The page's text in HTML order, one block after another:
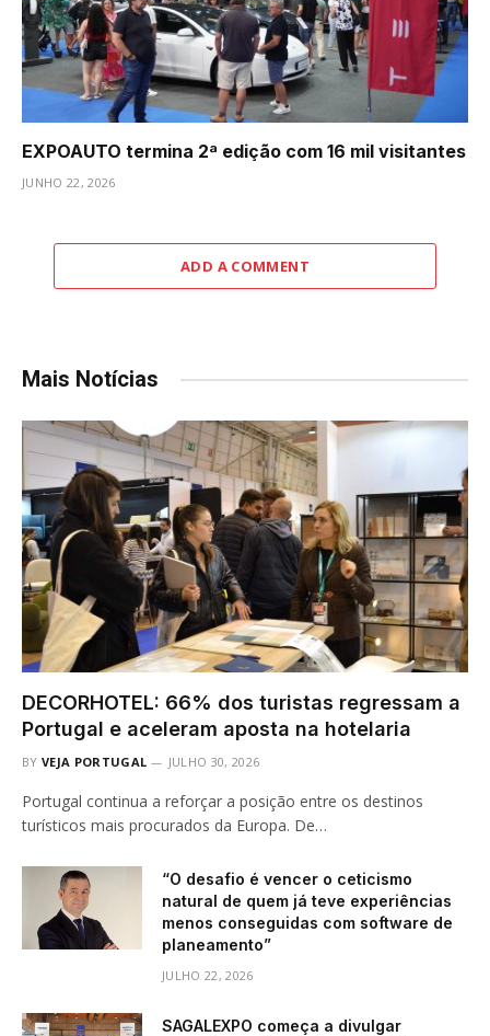
EXPOAUTO termina 2ª edição com 16 mil visitantes
JUNHO 22, 2026
ADD A COMMENT
Mais Notícias
DECORHOTEL: 66% dos turistas regressam a
Portugal e aceleram aposta na hotelaria
BY VEJA PORTUGAL JULHO 30, 2026
Portugal continua a reforçar a posição entre os destinos
turísticos mais procurados da Europa. De…
“O desafio é vencer o ceticismo
natural de quem já teve experiências
menos conseguidas com software de
planeamento”
JULHO 22, 2026
SAGALEXPO começa a divulgar